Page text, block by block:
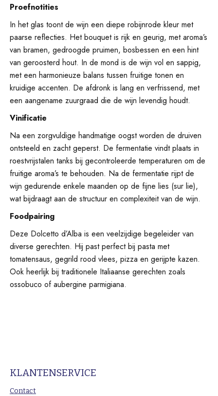
Proefnotities
In het glas toont de wijn een diepe robijnrode kleur met
paarse reflecties. Het bouquet is rijk en geurig, met aroma’s
van bramen, gedroogde pruimen, bosbessen en een hint
van geroosterd hout. In de mond is de wijn vol en sappig,
met een harmonieuze balans tussen fruitige tonen en
kruidige accenten. De afdronk is lang en verfrissend, met
een aangename zuurgraad die de wijn levendig houdt.
Vinificatie
Na een zorgvuldige handmatige oogst worden de druiven
ontsteeld en zacht geperst. De fermentatie vindt plaats in
roestvrijstalen tanks bij gecontroleerde temperaturen om de
fruitige aroma’s te behouden. Na de fermentatie rijpt de
wijn gedurende enkele maanden op de fijne lies (sur lie),
wat bijdraagt aan de structuur en complexiteit van de wijn.
Foodpairing
Deze Dolcetto d’Alba is een veelzijdige begeleider van
diverse gerechten. Hij past perfect bij pasta met
tomatensaus, gegrild rood vlees, pizza en gerijpte kazen.
Ook heerlijk bij traditionele Italiaanse gerechten zoals
ossobuco of aubergine parmigiana.
KLANTENSERVICE
Contact